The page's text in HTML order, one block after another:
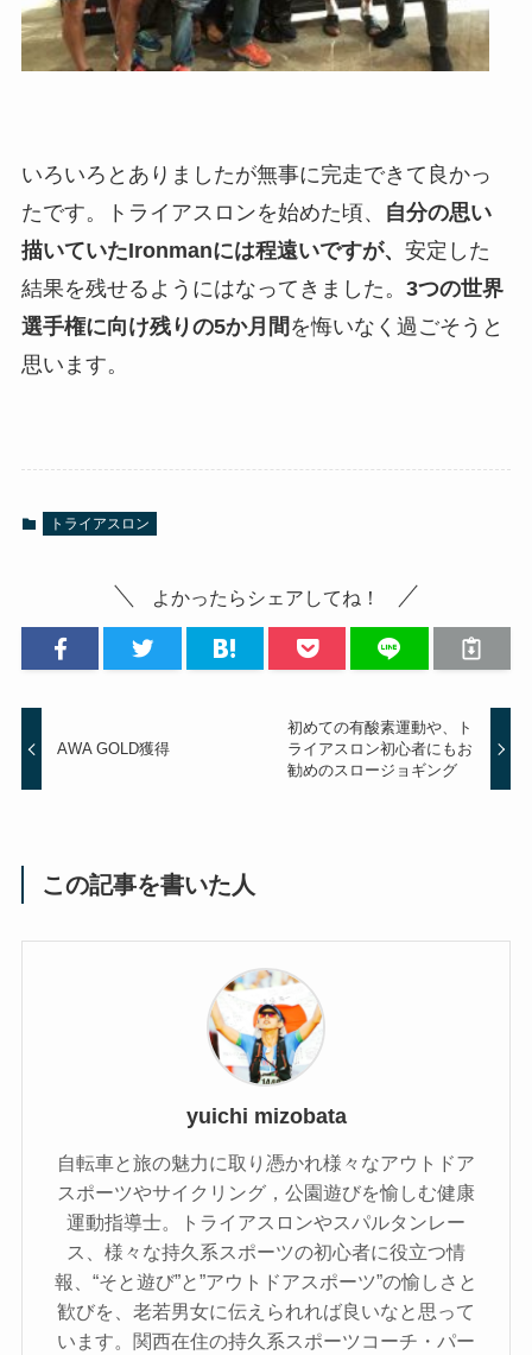
いろいろとありましたが無事に完走できて良かっ
たです。トライアスロンを始めた頃、
自分の思い
描いていたIronmanには程遠いですが、 安定した
結果を残せるようにはなってきました。 3つの世界
選手権に向け残りの5か月間 を悔いなく過ごそうと
思います。
トライアスロン
よかったらシェアしてね！
AWA GOLD獲得
初めての有酸素運動や、ト
ライアスロン初心者にもお
勧めのスロージョギング
この記事を書いた人
yuichi mizobata
自転車と旅の魅力に取り憑かれ様々なアウトドア
スポーツやサイクリング，公園遊びを愉しむ健康
運動指導士。トライアスロンやスパルタンレー
ス、様々な持久系スポーツの初心者に役立つ情
報、“そと遊び”と”アウトドアスポーツ”の愉しさと
歓びを、老若男女に伝えられれば良いなと思って
います。関西在住の持久系スポーツコーチ・パー